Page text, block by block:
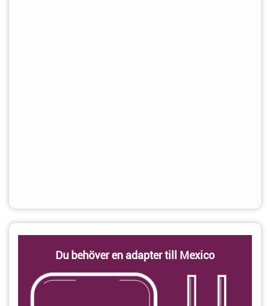
Du behöver en adapter till Mexico